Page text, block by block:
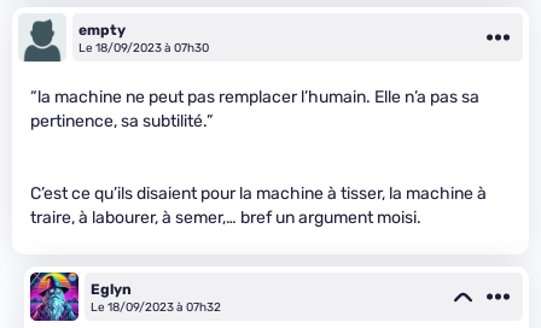
empty
Le 18/09/2023 à 07h30
“la machine ne peut pas remplacer l’humain. Elle n’a pas sa
pertinence, sa subtilité.”
C’est ce qu’ils disaient pour la machine à tisser, la machine à
traire, à labourer, à semer,… bref un argument moisi.
Eglyn
Le 18/09/2023 à 07h32